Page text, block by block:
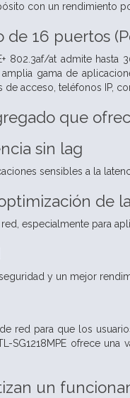
con un rendimiento
de 16 puertos
802.3af/at admite
gama de
de acceso, teléfonos IP,
que
sin lag
sensibles a la
de
especialmente para
y un mejor
red para que los
SG1218MPE ofrece
un